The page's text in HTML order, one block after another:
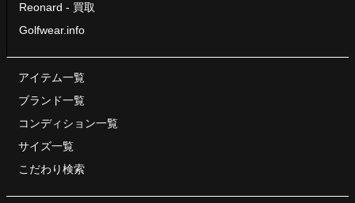
Reonard - 買取
Golfwear.info
アイテム一覧
ブランド一覧
コンディション一覧
サイズ一覧
こだわり検索